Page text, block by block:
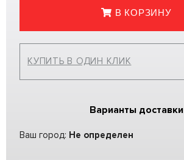
В КОРЗИНУ
КУПИТЬ В ОДИН КЛИК
Варианты доставки
Ваш город: Не определен